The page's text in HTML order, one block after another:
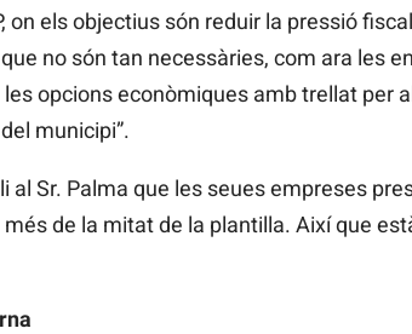
on els objectius són reduir la pressió
no són tan necessàries, com ara les
opcions econòmiques amb trellat per
municipi”.
al Sr. Palma que les seues empreses
de la mitat de la plantilla. Així que